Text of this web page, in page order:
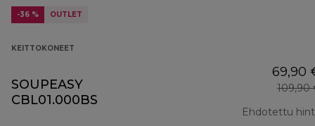
-36 % OUTLET
KEITTOKONEET
SOUPEASY
CBL01.000BS
69,90
109,90
Ehdotettu